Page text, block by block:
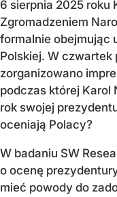
6 sierpnia 2025 roku
Zgromadzeniem
formalnie obejmując
Polskiej. W czwartek
zorganizowano
podczas której Karol
rok swojej
oceniają Polacy?
W badaniu SW
o ocenę
mieć powody do